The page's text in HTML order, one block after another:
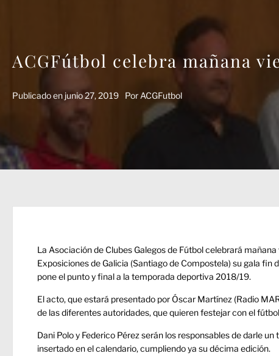
ACGFútbol celebra mañana
Publicado en junio 27, 2019 Por ACGFutbol
La Asociación de Clubes Galegos de Fútbol celebrará
Exposiciones de Galicia (Santiago de Compostela) su gala
pone el punto y final a la temporada deportiva 2018/19.
El acto, que estará presentado por Óscar Martínez (Radio
de las diferentes autoridades, que quieren festejar con el
Dani Polo y Federico Pérez serán los responsables de darle
insertado en el calendario, cumpliendo ya su décima edición.